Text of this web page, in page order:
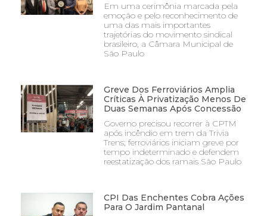
Em uma cerimônia marcada pela
emoção e pelo reconhecimento de
uma das mais importantes
trajetórias do movimento sindical
brasileiro, a Câmara Municipal de
São Paulo
Greve Dos Ferroviários Amplia
Críticas À Privatização Menos De
Duas Semanas Após Concessão
Governo precisou recorrer à CPTM
após incêndio em trem da Trivia
Trens; ferroviários iniciam greve por
tempo indeterminado e defendem
reestatização dos ramais São Paulo
CPI Das Enchentes Cobra Ações
Para O Jardim Pantanal